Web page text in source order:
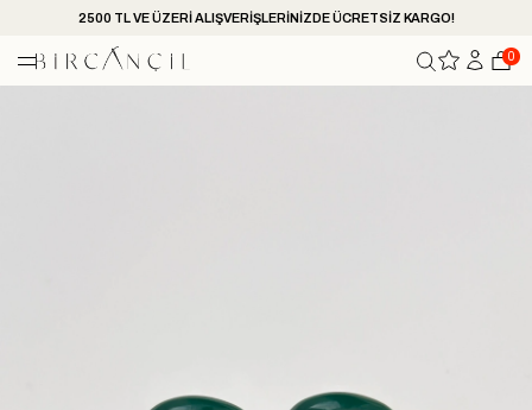
2500 TL VE ÜZERİ ALIŞVERİŞLERİNİZDE ÜCRETSİZ KARGO!
0